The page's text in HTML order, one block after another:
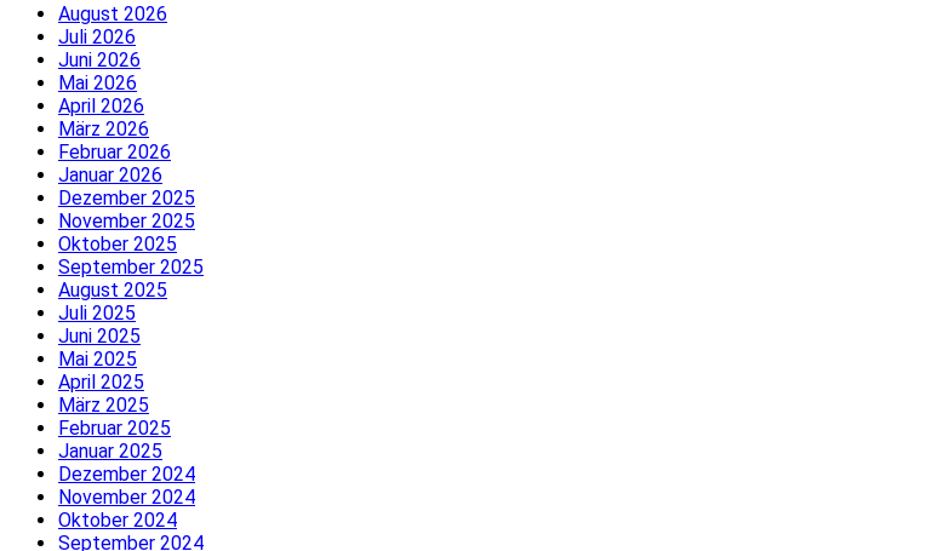
August 2026
Juli 2026
Juni 2026
Mai 2026
April 2026
März 2026
Februar 2026
Januar 2026
Dezember 2025
November 2025
Oktober 2025
September 2025
August 2025
Juli 2025
Juni 2025
Mai 2025
April 2025
März 2025
Februar 2025
Januar 2025
Dezember 2024
November 2024
Oktober 2024
September 2024